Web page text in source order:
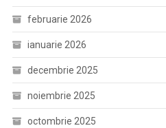
februarie 2026
ianuarie 2026
decembrie 2025
noiembrie 2025
octombrie 2025